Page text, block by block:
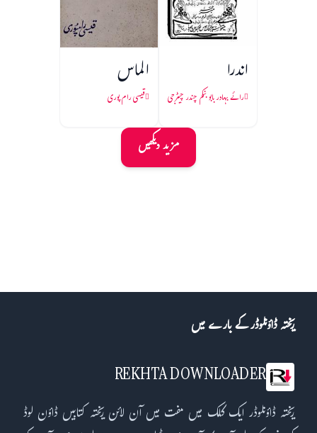
اندرا
رائے بہادر بابو بنکم چندر چیٹرجی
الماس
قیسی رام پوری
مزید دیکھیں
ریختہ ڈاؤنلوڈر کے بارے میں
REKHTA DOWNLOADER
ریختہ ڈاؤنلوڈر ایک کلک میں مفت میں آن لائن ریختہ کتابیں ڈاؤن لوڈ